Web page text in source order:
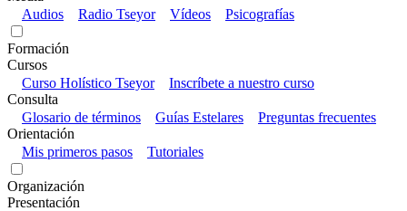
Audios
Radio Tseyor Vídeos Psicografías
Formación
Cursos
Curso Holístico Tseyor
Inscríbete a nuestro curso
Consulta
Glosario de términos
Guías Estelares
Preguntas frecuentes
Orientación
Mis primeros pasos
Tutoriales
Organización
Presentación